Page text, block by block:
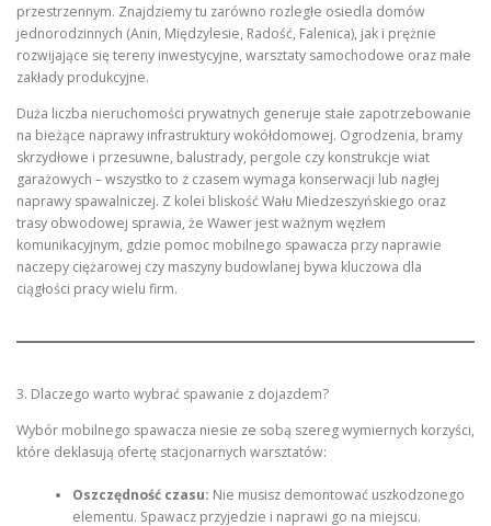
przestrzennym. Znajdziemy tu zarówno rozległe osiedla domów
jednorodzinnych (Anin, Międzylesie, Radość, Falenica), jak i prężnie
rozwijające się tereny inwestycyjne, warsztaty samochodowe oraz małe
zakłady produkcyjne.
Duża liczba nieruchomości prywatnych generuje stałe zapotrzebowanie
na bieżące naprawy infrastruktury wokółdomowej. Ogrodzenia, bramy
skrzydłowe i przesuwne, balustrady, pergole czy konstrukcje wiat
garażowych – wszystko to z czasem wymaga konserwacji lub nagłej
naprawy spawalniczej. Z kolei bliskość Wału Miedzeszyńskiego oraz
trasy obwodowej sprawia, że Wawer jest ważnym węzłem
komunikacyjnym, gdzie pomoc mobilnego spawacza przy naprawie
naczepy ciężarowej czy maszyny budowlanej bywa kluczowa dla
ciągłości pracy wielu firm.
3. Dlaczego warto wybrać spawanie z dojazdem?
Wybór mobilnego spawacza niesie ze sobą szereg wymiernych korzyści,
które deklasują ofertę stacjonarnych warsztatów:
Oszczędność czasu: Nie musisz demontować uszkodzonego
elementu. Spawacz przyjedzie i naprawi go na miejscu.